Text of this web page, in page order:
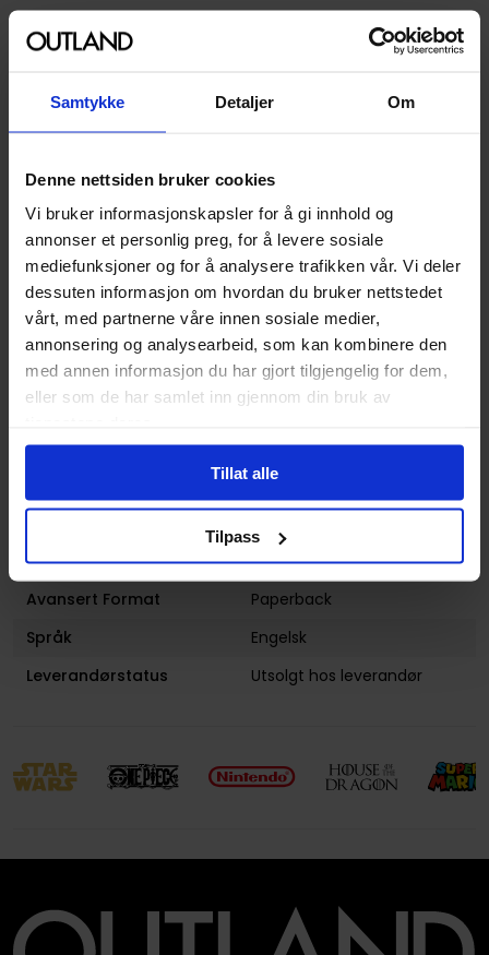
Samtykke Detaljer Om
Denne nettsiden bruker cookies
Vi bruker informasjonskapsler for å gi innhold og
annonser et personlig preg, for å levere sosiale
mediefunksjoner og for å analysere trafikken vår. Vi deler
dessuten informasjon om hvordan du bruker nettstedet
vårt, med partnerne våre innen sosiale medier,
annonsering og analysearbeid, som kan kombinere den
med annen informasjon du har gjort tilgjengelig for dem,
eller som de har samlet inn gjennom din bruk av
Tillat alle
Tilpass
Spesifikasjoner
Opprinnelsesland :
USA
Serie
Sandman universe
Nalo Hopkinson
Sjanger
Overnaturlig
Illustratør
Dominike "Domo" Stanton
Antall Sider
200
Utgiver
DC Comics
(dd.mm.yyyy)
1
Forsidekunstner
Sean Andrew Murray
Avansert Format
Paperback
Språk
Engelsk
Leverandørstatus
Utsolgt hos leverandør